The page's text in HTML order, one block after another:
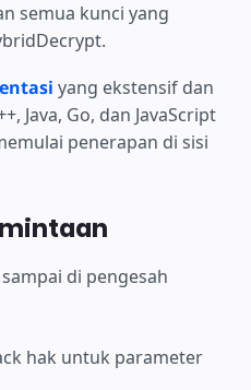
semua kunci yang
yang ekstensif dan
Java, Go, dan JavaScript
penerapan di sisi
di pengesah
hak untuk parameter